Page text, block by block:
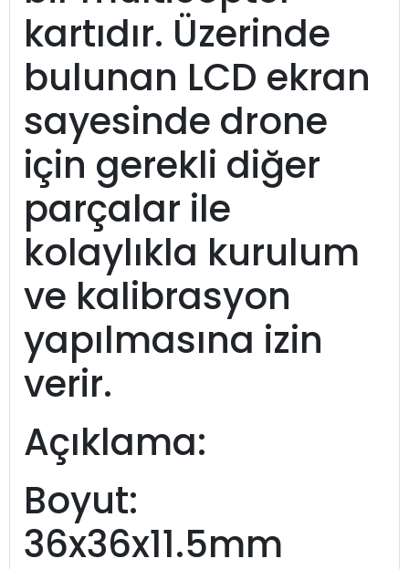
kartıdır. Üzerinde
bulunan LCD ekran
sayesinde drone
için gerekli diğer
parçalar ile
kolaylıkla kurulum
ve kalibrasyon
yapılmasına izin
verir.
Açıklama:
Boyut:
36x36x11.5mm